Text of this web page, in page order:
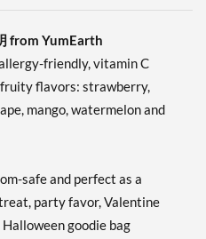
from YumEarth
friendly, vitamin C
fruity flavors: strawberry,
mango, watermelon and
safe and perfect as a
party favor, Valentine
goodie bag